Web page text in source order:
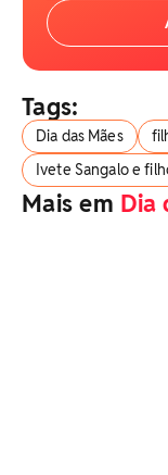
Tags:
Dia das Mães
Ivete Sangalo e
Mais em Dia